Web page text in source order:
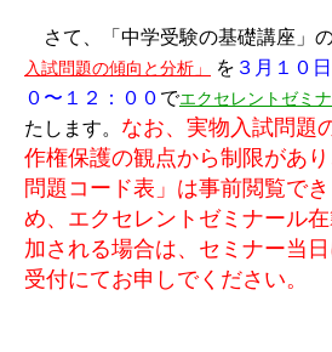
私立中高リンク集
プライバシーポリシー
お問い合わせ
さて、「中学受験の基礎講座」
入試問題の傾向と分析」
を ３月１０
０〜１２：００ でエクセレントゼミ
たします。 なお、実物入試問題
作権保護の観点から制限があ
問題コード表」は事前閲覧で
め、エクセレントゼミナール
加される場合は、セミナー当
受付にてお申しでください。